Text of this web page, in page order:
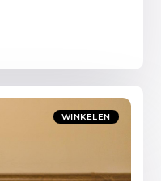
WINKELEN